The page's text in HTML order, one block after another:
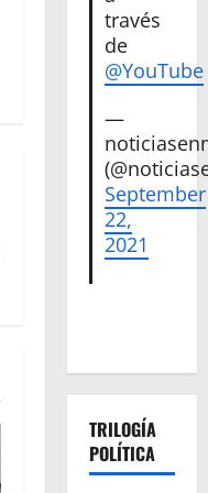
través
de
@YouTube
—
September
22,
2021
TRILOGÍA
POLÍTICA